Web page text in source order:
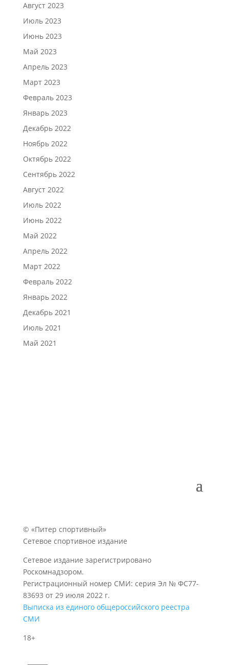
Август 2023
Июль 2023
Июнь 2023
Май 2023
Апрель 2023
Март 2023
Февраль 2023
Январь 2023
Декабрь 2022
Ноябрь 2022
Октябрь 2022
Сентябрь 2022
Август 2022
Июль 2022
Июнь 2022
Май 2022
Апрель 2022
Март 2022
Февраль 2022
Январь 2022
Декабрь 2021
Июль 2021
Май 2021
© «Питер спортивный»
Сетевое спортивное издание
Сетевое издание зарегистрировано
Роскомнадзором.
Регистрационный номер СМИ: серия Эл № ФС77-
83693 от 29 июля 2022 г.
Выписка из единого общероссийского реестра
СМИ
18+